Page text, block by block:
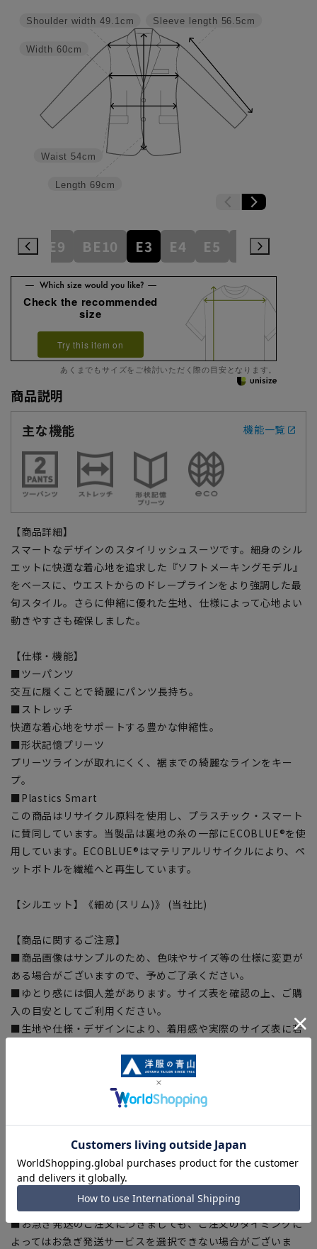
Sleeve length 56.5cm
Length 69cm
Waist 54cm
Width 60cm
Shoulder width 49.1cm
BE9 BE10 E3 E4 E5 E6
Check the recommended
size
Try this item on
あくまでもサイズをご検討いただく際の目安となります。
商品説明
主な機能
機能一覧
【商品詳細】
スマートなデザインのスタイリッシュスーツです。細身のシル
エットに快適な着心地を追求した『ソフトメーキングモデル』
をベースに、ウエストからのドレープラインをより強調した最
旬スタイル。さらに伸縮に優れた生地、仕様によって心地よい
動きやすさも確保しました。
【仕様・機能】
■ツーパンツ
交互に履くことで綺麗にパンツ長持ち。
■ストレッチ
快適な着心地をサポートする豊かな伸縮性。
■形状記憶プリーツ
プリーツラインが取れにくく、裾までの綺麗なラインをキー
プ。
■Plastics Smart
この商品はリサイクル原料を使用し、プラスチック・スマート
に賛同しています。当製品は裏地の糸の一部にECOBLUE®を使
用しています。ECOBLUE®はマテリアルリサイクルにより、ペ
ットボトルを繊維へと再生しています。
【シルエット】《細め(スリム)》 (当社比)
【商品に関するご注意】
■商品画像はサンプルのため、色味やサイズ等の仕様に変更が
ある場合がございますので、予めご了承ください。
■ゆとり感には個人差があります。サイズ表を確認の上、ご購
入の目安としてご利用ください。
■生地や仕様・デザインにより、着用感や実際のサイズ表に若
■サイズスペックは仕上がりサイズを記載しております。一
部、商品現物におすすめサイズ(ヌードサイズ)を記載している
■店舗や各モールサイトと商品在庫を共有しております関係
上、ご注文いただいたタイミングにより欠品が発生し、ご注文
を完了できない場合がございます。予めご了承ください。
■お急ぎ発送のご注文につきましても、ご注文のタイミングに
よってはお急ぎ発送サービスを選択できない場合がございま